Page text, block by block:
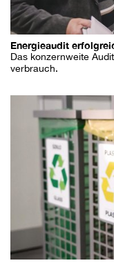
Energieaudit
Das konzernweite
verbrauch.